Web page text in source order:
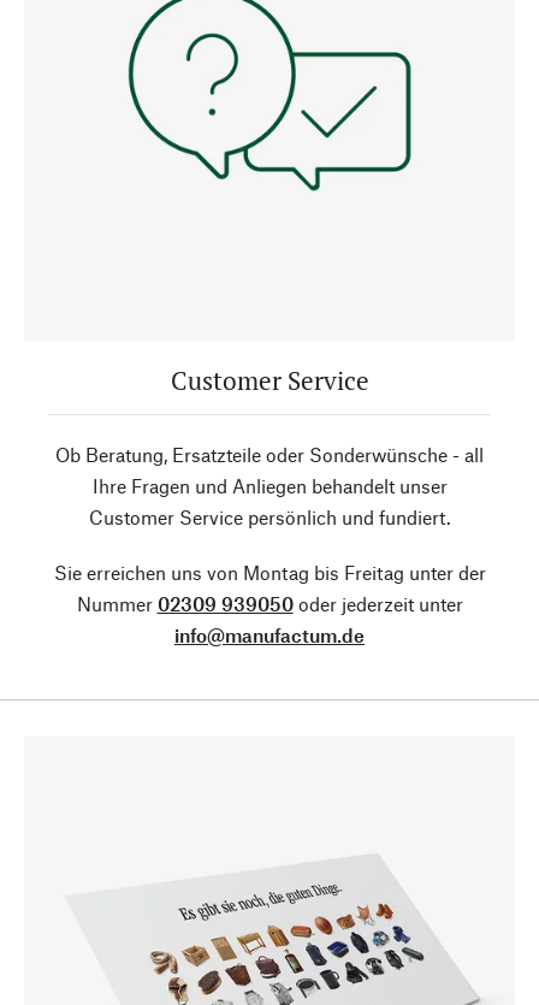
Customer Service
Ob Beratung, Ersatzteile oder Sonderwünsche - all
Ihre Fragen und Anliegen behandelt unser
Customer Service persönlich und fundiert.
Sie erreichen uns von Montag bis Freitag unter der
Nummer 02309 939050oder jederzeit unter
info@manufactum.de